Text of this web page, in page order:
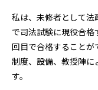
私は、未修者として
で司法試験に現役合
回目で合格すること
制度、設備、教授陣に
す。